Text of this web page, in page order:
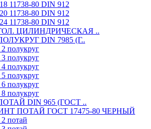
11738-80 DIN 912
11738-80 DIN 912
11738-80 DIN 912
ЦИЛИНДРИЧЕСКАЯ ..
DIN 7985 (Г..
полукруг
полукруг
полукруг
полукруг
полукруг
полукруг
DIN 965 (ГОСТ ..
ПОТАЙ ГОСТ 17475-80 ЧЕРНЫЙ
потай